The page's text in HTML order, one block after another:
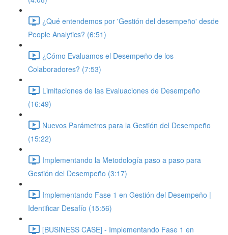
¿Qué entendemos por 'Gestión del desempeño' desde
People Analytics? (6:51)
¿Cómo Evaluamos el Desempeño de los
Colaboradores? (7:53)
Limitaciones de las Evaluaciones de Desempeño
(16:49)
Nuevos Parámetros para la Gestión del Desempeño
(15:22)
Implementando la Metodología paso a paso para
Gestión del Desempeño (3:17)
Implementando Fase 1 en Gestión del Desempeño |
Identificar Desafío (15:56)
[BUSINESS CASE] - Implementando Fase 1 en